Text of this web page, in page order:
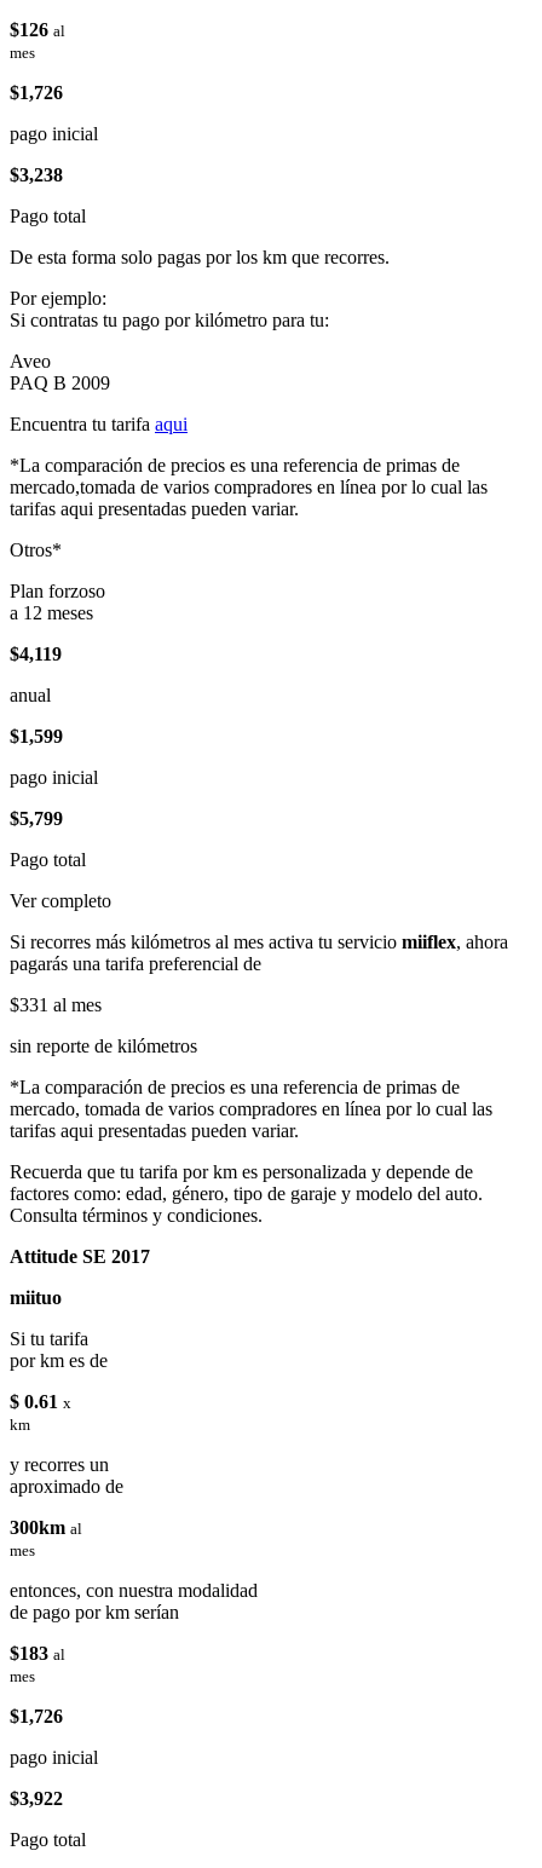
$126 al
mes
$1,726
pago inicial
$3,238
Pago total
De esta forma solo pagas por los km que recorres.
Por ejemplo:
Si contratas tu pago por kilómetro para tu:
Aveo
PAQ B 2009
Encuentra tu tarifa aqui
*La comparación de precios es una referencia de primas de
mercado,tomada de varios compradores en línea por lo cual las
tarifas aqui presentadas pueden variar.
Otros*
Plan forzoso
a 12 meses
$4,119
anual
$1,599
pago inicial
$5,799
Pago total
Ver completo
Si recorres más kilómetros al mes activa tu servicio miiflex, ahora
pagarás una tarifa preferencial de
$331 al mes
sin reporte de kilómetros
*La comparación de precios es una referencia de primas de
mercado, tomada de varios compradores en línea por lo cual las
tarifas aqui presentadas pueden variar.
Recuerda que tu tarifa por km es personalizada y depende de
factores como: edad, género, tipo de garaje y modelo del auto.
Consulta términos y condiciones.
Attitude SE 2017
miituo
Si tu tarifa
por km es de
$ 0.61 x
km
y recorres un
aproximado de
300km al
mes
entonces, con nuestra modalidad
de pago por km serían
$183 al
mes
$1,726
pago inicial
$3,922
Pago total